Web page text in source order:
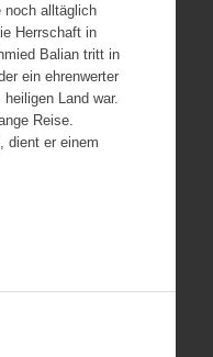
noch alltäglich
Herrschaft in
Balian tritt in
ein ehrenwerter
Land war.
Reise.
dient er einem